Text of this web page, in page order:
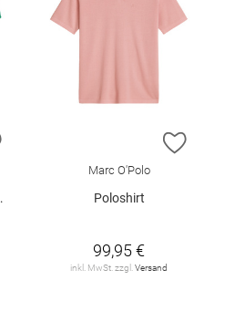
ZUR WUNSCHLISTE HINZUFÜGEN
ZUR
Marc O'Polo
Poloshirt
99,95 €
inkl. MwSt. zzgl. Versand